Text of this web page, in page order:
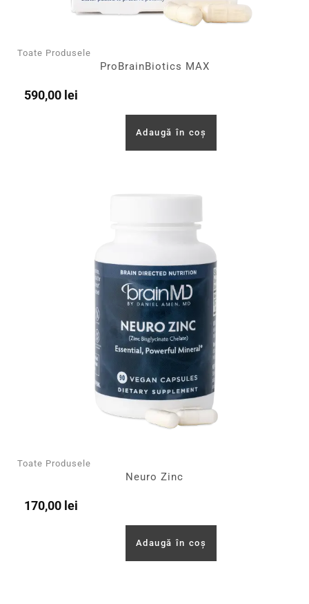
Toate Produsele
ProBrainBiotics MAX
590,00 lei
Adaugă în coș
Toate Produsele
Neuro Zinc
170,00 lei
Adaugă în coș